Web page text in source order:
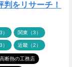
をリサーチ！
関東（3）
近畿（2）
断熱の工務店